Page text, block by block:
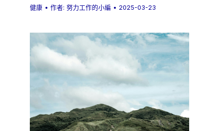
健康 • 作者:努力工作的小編 • 2025-03-23